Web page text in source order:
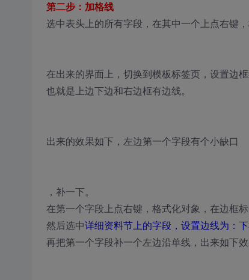
第二步：加格线
选中表头上的所有字段，在其中一个上点右键
在出来的界面上，切换到模板标签页，设置边
也就是上边下边和右边框有边线。
出来的效果如下，左边第一个字段有个小缺口
，补一下。
在第一个字段上点右键，格式化对象，在边框
然后选中详细资料节上的字段，设置边线为：
再把第一个字段补一个左边沿单线，出来如下效